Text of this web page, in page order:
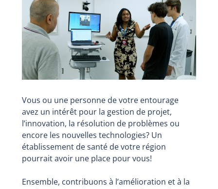
Vous ou une personne de votre entourage
avez un intérêt pour la gestion de projet,
l’innovation, la résolution de problèmes ou
encore les nouvelles technologies? Un
établissement de santé de votre région
pourrait avoir une place pour vous!
Ensemble, contribuons à l’amélioration et à la